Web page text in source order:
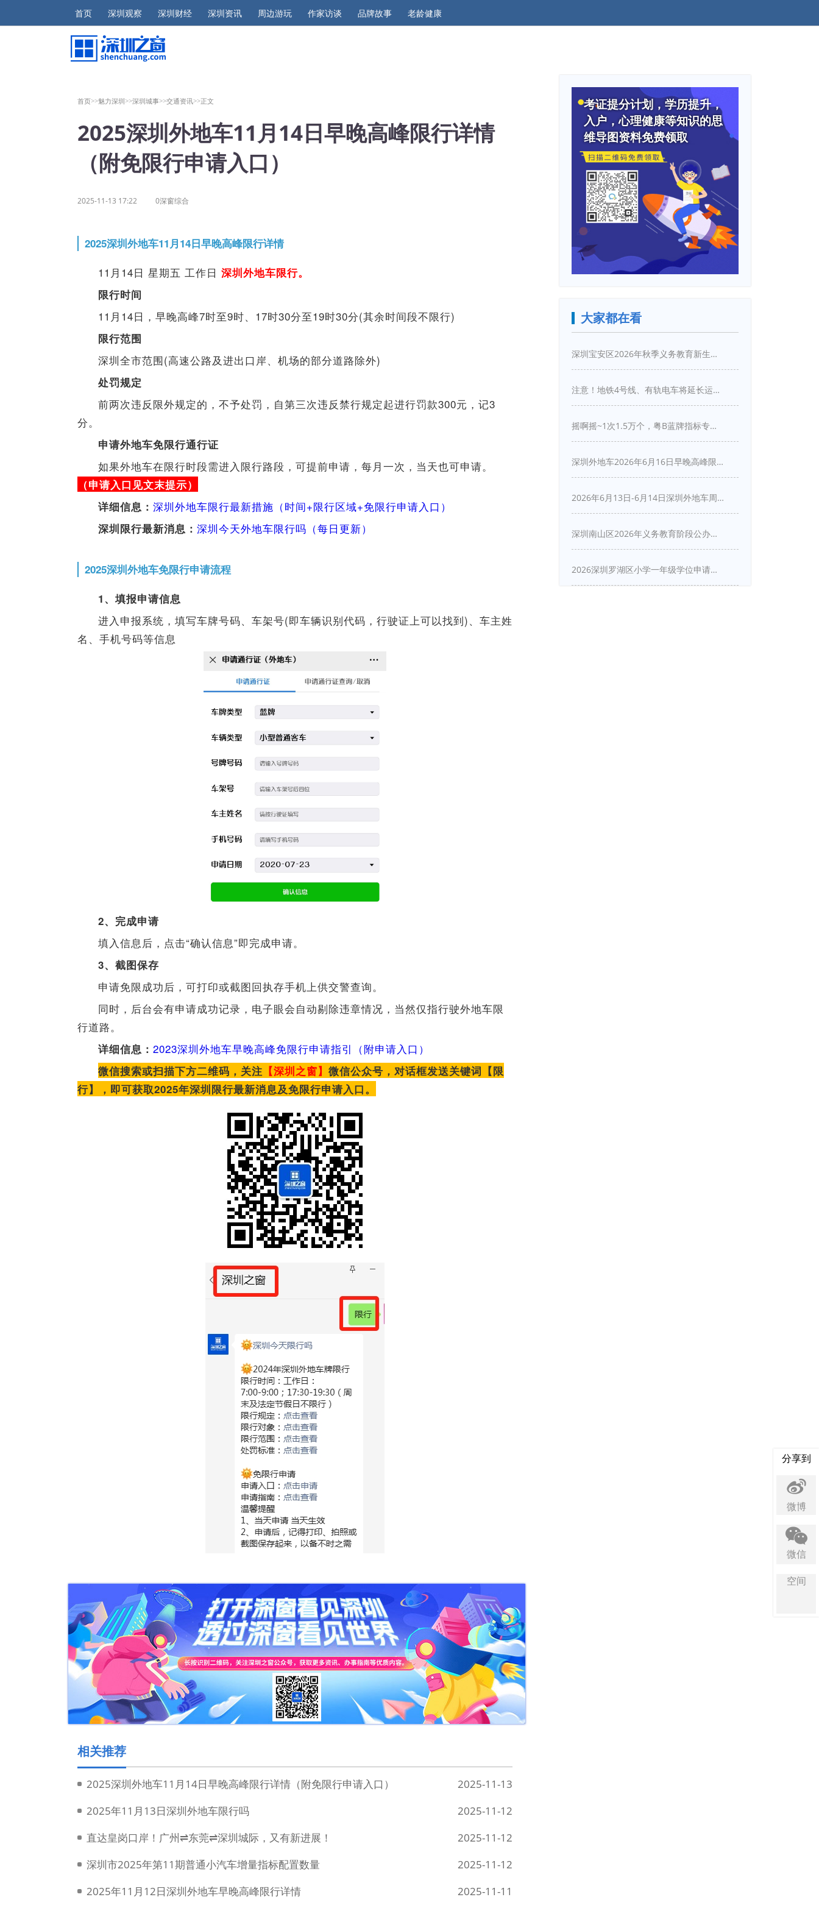
首页 深圳观察 深圳财经 深圳资讯 周边游玩 作家访谈 品牌故事 老龄健康
首页>>魅力深圳>>深圳城事>>交通资讯>>正文
2025深圳外地车11月14日早晚高峰限行详情
（附免限行申请入口）
2025-11-13 17:22 0深窗综合
2025深圳外地车11月14日早晚高峰限行详情
11月14日 星期五 工作日 深圳外地车限行。
限行时间
11月14日，早晚高峰7时至9时、17时30分至19时30分(其余时间段不限行)
限行范围
深圳全市范围(高速公路及进出口岸、机场的部分道路除外)
处罚规定
前两次违反限外规定的，不予处罚，自第三次违反禁行规定起进行罚款300元，记3
分。
申请外地车免限行通行证
如果外地车在限行时段需进入限行路段，可提前申请，每月一次，当天也可申请。
（申请入口见文末提示）
详细信息： 深圳外地车限行最新措施（时间+限行区域+免限行申请入口）
深圳限行最新消息： 深圳今天外地车限行吗（每日更新）
2025深圳外地车免限行申请流程
1、填报申请信息
进入申报系统，填写车牌号码、车架号(即车辆识别代码，行驶证上可以找到)、车主姓
名、手机号码等信息
2、完成申请
填入信息后，点击“确认信息”即完成申请。
3、截图保存
申请免限成功后，可打印或截图回执存手机上供交警查询。
同时，后台会有申请成功记录，电子眼会自动剔除违章情况，当然仅指行驶外地车限
行道路。
详细信息： 2023深圳外地车早晚高峰免限行申请指引（附申请入口）
微信搜索或扫描下方二维码，关注 【深圳之窗】 微信公众号，对话框发送关键词【限
行】，即可获取2025年深圳限行最新消息及免限行申请入口。
分享到
微博
微信
空间
相关推荐
2025深圳外地车11月14日早晚高峰限行详情（附免限行申请入口）
2025-11-13
2025年11月13日深圳外地车限行吗
2025-11-12
直达皇岗口岸！广州⇌东莞⇌深圳城际，又有新进展！
2025-11-12
深圳市2025年第11期普通小汽车增量指标配置数量
2025-11-12
2025年11月12日深圳外地车早晚高峰限行详情
2025-11-11
考证提分计划，学历提升，
入户，心理健康等知识的思
维导图资料免费领取
大家都在看
深圳宝安区2026年秋季义务教育新生入学指引
注意！地铁4号线、有轨电车将延长运营服务！
摇啊摇~1次1.5万个，粤B蓝牌指标专项摇号又来啦！
深圳外地车2026年6月16日早晚高峰限行详情
2026年6月13日-6月14日深圳外地车周末限行吗
深圳南山区2026年义务教育阶段公办学校新生入学申请指南
2026深圳罗湖区小学一年级学位申请指南